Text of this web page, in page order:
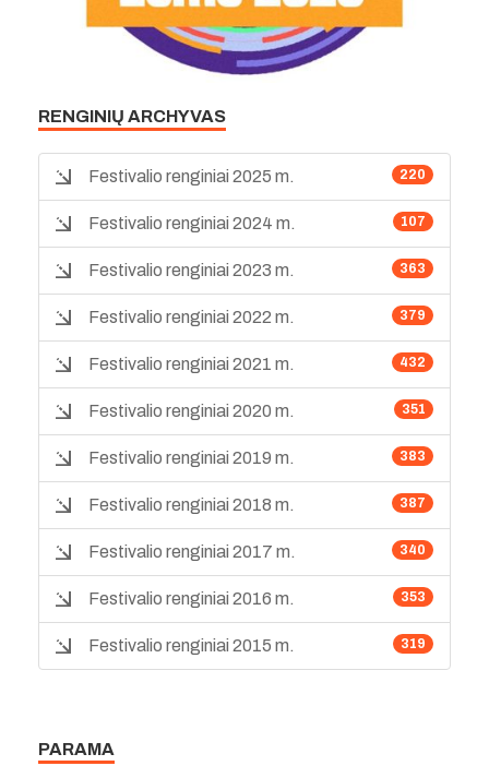
RENGINIŲ ARCHYVAS
220
Festivalio renginiai 2025 m.
107
Festivalio renginiai 2024 m.
363
Festivalio renginiai 2023 m.
379
Festivalio renginiai 2022 m.
432
Festivalio renginiai 2021 m.
351
Festivalio renginiai 2020 m.
383
Festivalio renginiai 2019 m.
387
Festivalio renginiai 2018 m.
340
Festivalio renginiai 2017 m.
353
Festivalio renginiai 2016 m.
319
Festivalio renginiai 2015 m.
PARAMA